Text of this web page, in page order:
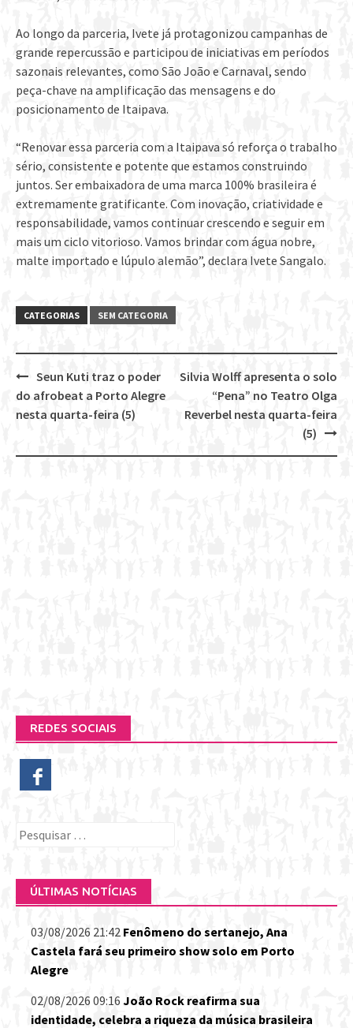
Ao longo da parceria, Ivete já protagonizou campanhas de
grande repercussão e participou de iniciativas em períodos
sazonais relevantes, como São João e Carnaval, sendo
peça-chave na amplificação das mensagens e do
posicionamento de Itaipava.
“Renovar essa parceria com a Itaipava só reforça o trabalho
sério, consistente e potente que estamos construindo
juntos. Ser embaixadora de uma marca 100% brasileira é
extremamente gratificante. Com inovação, criatividade e
responsabilidade, vamos continuar crescendo e seguir em
mais um ciclo vitorioso. Vamos brindar com água nobre,
malte importado e lúpulo alemão”, declara Ivete Sangalo.
CATEGORIAS SEM CATEGORIA
Post
navigation
Silvia Wolff apresenta o solo
“Pena” no Teatro Olga
Reverbel nesta quarta-feira
(5)
Seun Kuti traz o poder
do afrobeat a Porto Alegre
nesta quarta-feira (5)
REDES SOCIAIS
Pesquisar
ÚLTIMAS NOTÍCIAS
03/08/2026 21:42 Fenômeno do sertanejo, Ana
Castela fará seu primeiro show solo em Porto
Alegre
02/08/2026 09:16 João Rock reafirma sua
identidade, celebra a riqueza da música brasileira